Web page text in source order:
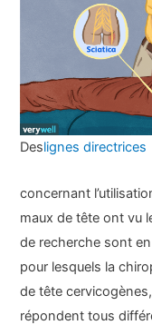
Deslignes directrices
concernant
maux de tête ont vu
de recherche sont
pour lesquels la
de tête
répondent tous